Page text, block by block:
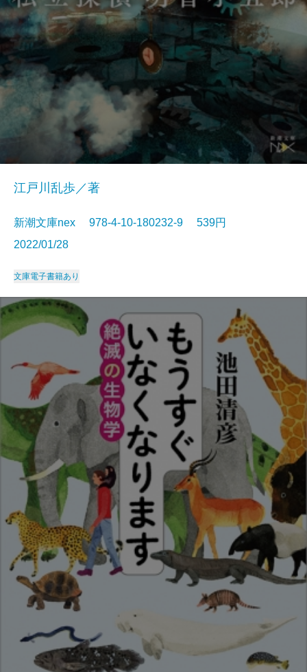
江戸川乱歩／著
新潮文庫nex 978-4-10-180232-9 539円
2022/01/28
文庫電子書籍あり